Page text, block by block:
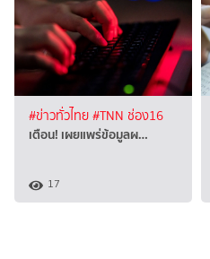
#ข่าวทั่วไทย#TNN ช่อง16
เตือน! เผยแพร่ข้อมูลผ…
17